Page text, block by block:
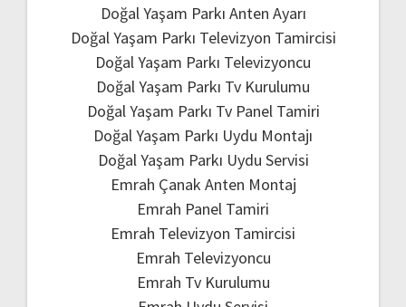
Doğal Yaşam Parkı Anten Ayarı
Doğal Yaşam Parkı Televizyon Tamircisi
Doğal Yaşam Parkı Televizyoncu
Doğal Yaşam Parkı Tv Kurulumu
Doğal Yaşam Parkı Tv Panel Tamiri
Doğal Yaşam Parkı Uydu Montajı
Doğal Yaşam Parkı Uydu Servisi
Emrah Çanak Anten Montaj
Emrah Panel Tamiri
Emrah Televizyon Tamircisi
Emrah Televizyoncu
Emrah Tv Kurulumu